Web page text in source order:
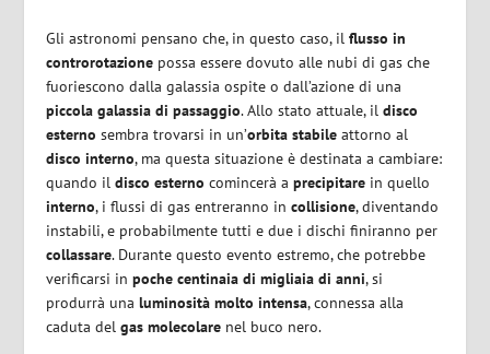
Gli astronomi pensano che, in questo caso, ilflusso in
controrotazione possa essere dovuto alle nubi di gas che
fuoriescono dalla galassia ospite o dall’azione di una
piccola galassia di passaggio. Allo stato attuale, il disco
esterno sembra trovarsi in un’orbita stabile attorno al
disco interno, ma questa situazione è destinata a cambiare:
quando il disco esterno comincerà aprecipitare in quello
interno, i flussi di gas entreranno incollisione, diventando
instabili, e probabilmente tutti e due i dischi finiranno per
collassare. Durante questo evento estremo, che potrebbe
verificarsi inpoche centinaia di migliaia di anni, si
produrrà unaluminosità molto intensa, connessa alla
caduta delgas molecolare nel buco nero.